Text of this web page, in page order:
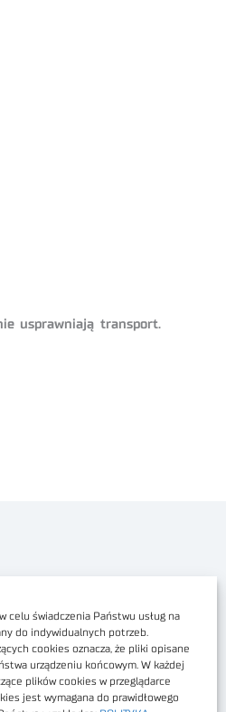
celu świadczenia Państwu usług na
do indywidualnych potrzeb.
cookies oznacza, że pliki opisane
urządzeniu końcowym. W każdej
plików cookies w przeglądarce
jest wymagana do prawidłowego
usprawniają transport.